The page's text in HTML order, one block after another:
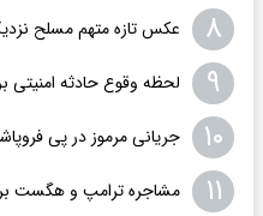
۸ عکس تازه متهم مسلح
۹ لحظه وقوع حادثه امنیتی
۱۰ جریانی مرموز در پی
۱۱ مشاجره ترامپ و هگست بر